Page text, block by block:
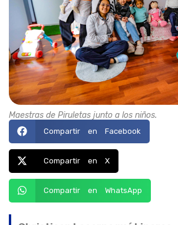
Maestras de Piruletas junto a los niños.
Compartir en Facebook
Compartir en X
Compartir en WhatsApp